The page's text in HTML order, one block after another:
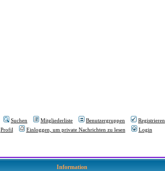
Suchen Mitgliederliste Benutzergruppen
Registrieren
Profil
Einloggen, um private Nachrichten zu lesen Login
Information